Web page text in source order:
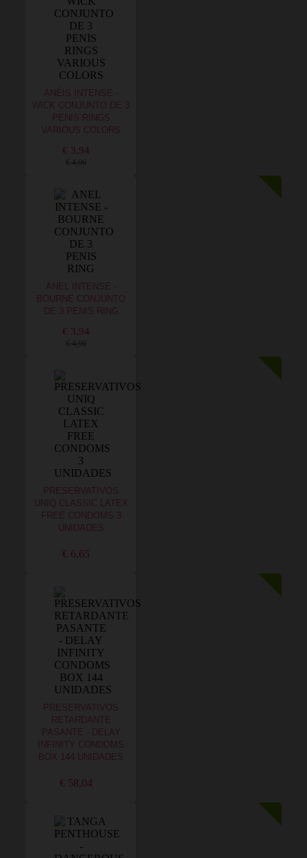
ANÉIS INTENSE -
WICK CONJUNTO DE 3
PENIS RINGS
VARIOUS COLORS
€ 3,94
€ 4,96
ANEL INTENSE -
BOURNE CONJUNTO
DE 3 PENIS RING
€ 3,94
€ 4,96
PRESERVATIVOS
UNIQ CLASSIC LATEX
FREE CONDOMS 3
UNIDADES
€ 6,65
PRESERVATIVOS
RETARDANTE
PASANTE - DELAY
INFINITY CONDOMS
BOX 144 UNIDADES
€ 58,04